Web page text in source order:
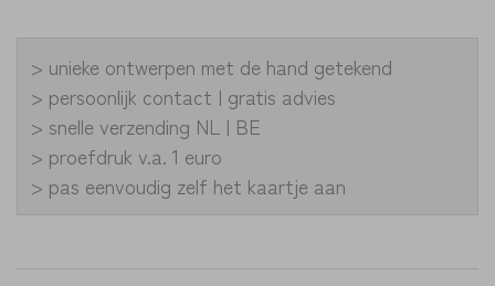
> unieke ontwerpen met de hand getekend
> persoonlijk contact | gratis advies
> snelle verzending NL | BE
> proefdruk v.a. 1 euro
> pas eenvoudig zelf het kaartje aan